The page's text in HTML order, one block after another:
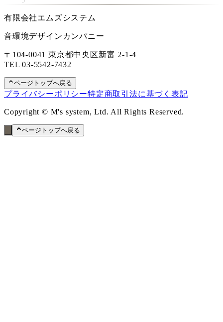
有限会社エムズシステム
音環境デザインカンパニー
〒104-0041 東京都中央区新富 2-1-4
TEL03-5542-7432
ページトップへ戻る
プライバシーポリシー特定商取引法に基づく表記
Copyright © M's system, Ltd. All Rights Reserved.
ページトップへ戻る